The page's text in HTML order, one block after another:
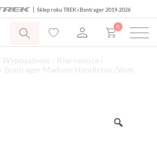
Sklep roku TREK i Bontrager 2019-2026
0
Wyposażenie
Kierownice i
/ Bontrager Madone Handlebar/Stem